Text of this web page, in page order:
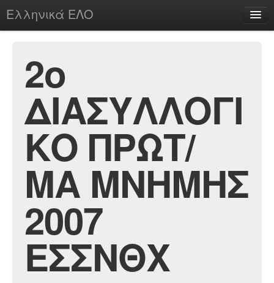
Ελληνικά ΕΛΟ
chesstu.be @ discord
Login
2ο
ΔΙΑΣΥΛΛΟΓΙ
ΚΟ ΠΡΩΤ/
ΜΑ ΜΝΗΜΗΣ
2007
ΕΣΣΝΘΧ